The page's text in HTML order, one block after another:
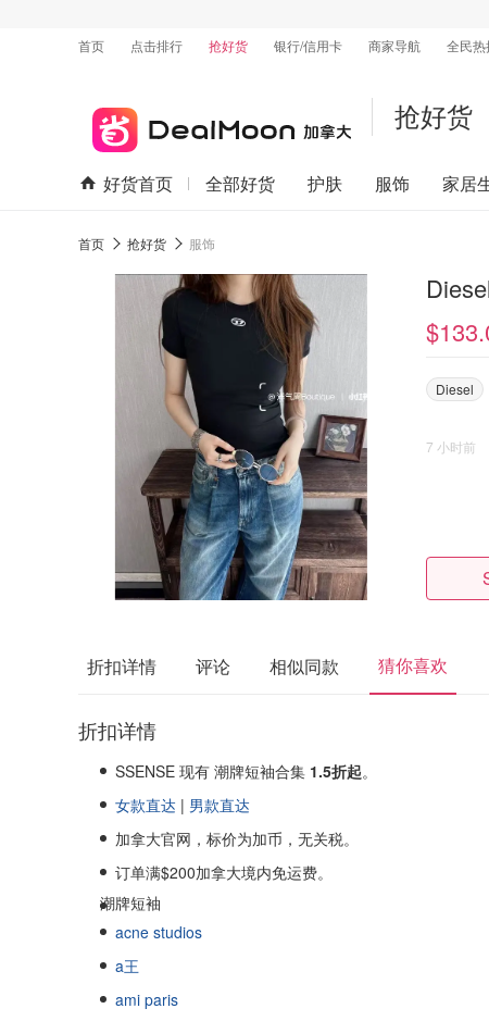
首页
点击排行 抢好货 银行/信用卡 商家导航 全民热
抢好货
好货首页 全部好货 护肤 服饰 家居
首页 抢好货 服饰
Diesel
7 小时前
折扣详情 评论 相似同款 猜你喜欢
折扣详情
SSENSE 现有 潮牌短袖合集 1.5折起。
女款直达 | 男款直达
加拿大官网，标价为加币，无关税。
订单满$200加拿大境内免运费。
潮牌短袖
acne studios
a王
ami paris